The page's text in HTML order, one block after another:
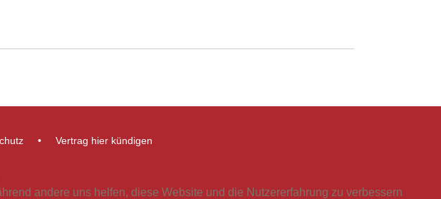
Vertrag hier kündigen
andere uns helfen, diese Website und die Nutzererfahrung zu verbessern